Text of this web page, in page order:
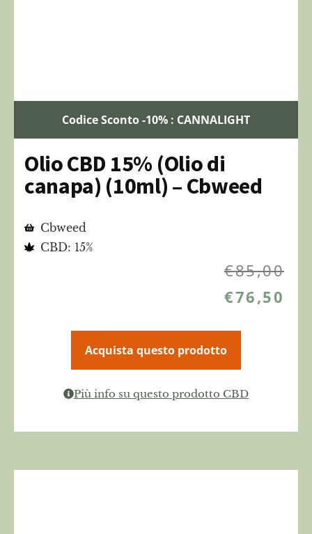
Codice Sconto -10% : CANNALIGHT
Olio CBD 15% (Olio di
canapa) (10ml) – Cbweed
Cbweed
CBD: 15%
€85,00
€76,50
Acquista questo prodotto
Più info su questo prodotto CBD